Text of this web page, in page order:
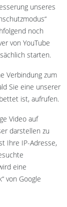
unseres
noch
von YouTube
starten.
Verbindung zum
Sie eine unserer
ist, aufrufen.
Video auf
darstellen zu
Ihre IP-Adresse,
eine
von Google